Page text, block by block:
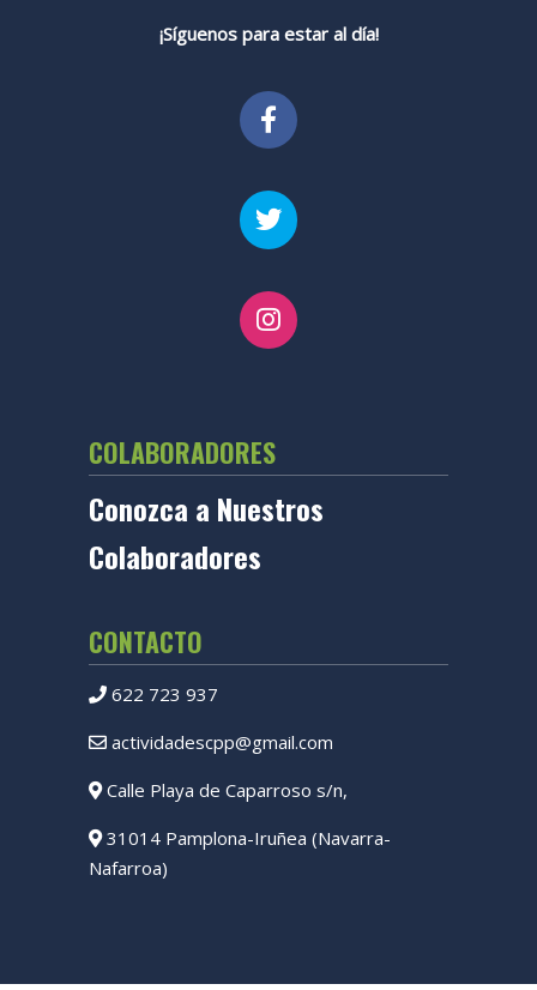
¡Síguenos para estar al día!
COLABORADORES
Conozca a Nuestros
Colaboradores
CONTACTO
622 723 937
actividadescpp@gmail.com
Calle Playa de Caparroso s/n,
31014 Pamplona-Iruñea (Navarra-
Nafarroa)